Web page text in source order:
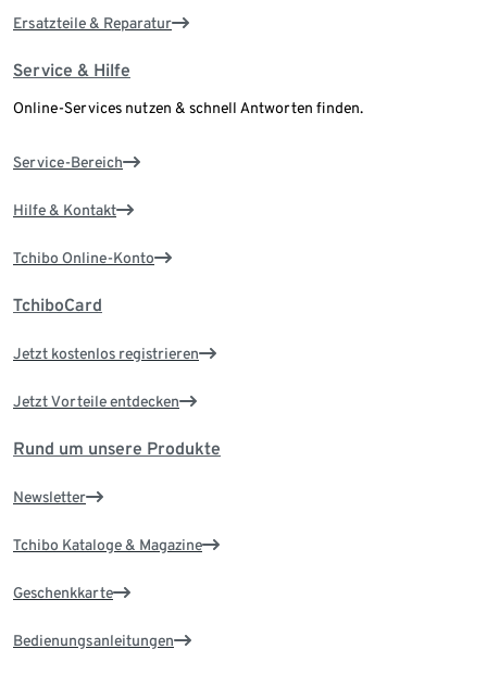
Ersatzteile & Reparatur
Service & Hilfe
Online-Services nutzen & schnell Antworten finden.
Service-Bereich
Hilfe & Kontakt
Tchibo Online-Konto
TchiboCard
Jetzt kostenlos registrieren
Jetzt Vorteile entdecken
Rund um unsere Produkte
Newsletter
Tchibo Kataloge & Magazine
Geschenkkarte
Bedienungsanleitungen